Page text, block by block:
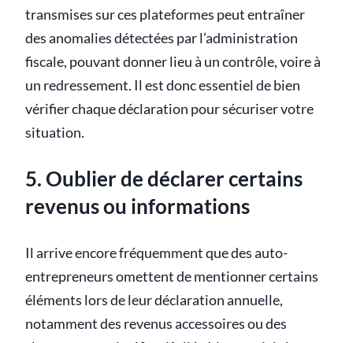
transmises sur ces plateformes peut entraîner
des anomalies détectées par l’administration
fiscale, pouvant donner lieu à un contrôle, voire à
un redressement. Il est donc essentiel de bien
vérifier chaque déclaration pour sécuriser votre
situation.
5. Oublier de déclarer certains
revenus ou informations
Il arrive encore fréquemment que des auto-
entrepreneurs omettent de mentionner certains
éléments lors de leur déclaration annuelle,
notamment des revenus accessoires ou des